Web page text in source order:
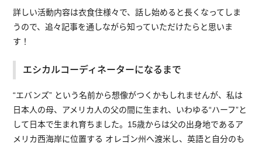
詳しい活動内容は衣食住様々で、話し始めると長くなってしま
うので、追々記事を通しながら知っていただけたらと思いま
す！
エシカルコーディネーターになるまで
“エバンズ” という名前から想像がつくかもしれませんが、私は
日本人の母、アメリカ人の父の間に生まれ、いわゆる“ハーフ”と
して日本で生まれ育ちました。15歳からは父の出身地であるア
メリカ西海岸に位置する オレゴン州へ渡米し、英語と自分のも